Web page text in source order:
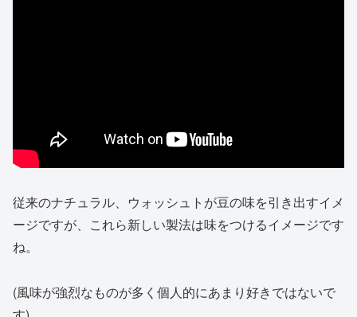
従来のナチュラル、ウォッシュトが豆の味を引き出すイメ
ージですが、これら新しい製法は味をつけるイメージです
ね。
(風味が強烈なものが多く個人的にあまり好きではないで